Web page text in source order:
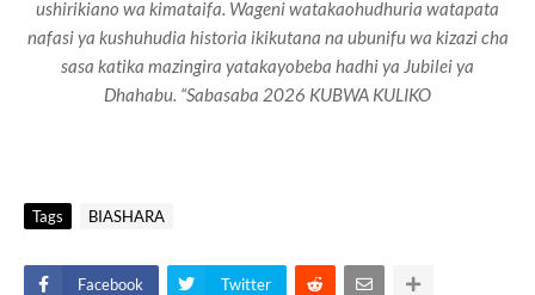
ushirikiano wa kimataifa. Wageni watakaohudhuria watapata
nafasi ya kushuhudia historia ikikutana na ubunifu wa kizazi cha
sasa katika mazingira yatakayobeba hadhi ya Jubilei ya
Dhahabu. “Sabasaba 2026 KUBWA KULIKO
Tags BIASHARA
Facebook Twitter